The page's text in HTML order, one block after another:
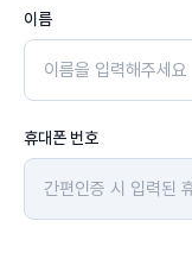
이름
휴대폰 번호